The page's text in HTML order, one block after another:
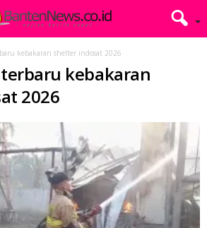
kebakaran shelter indosat 2026
kebakaran
2026